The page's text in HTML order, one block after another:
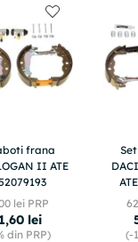
frana
II ATE
lei PRP
,60 lei
din PRP) (-